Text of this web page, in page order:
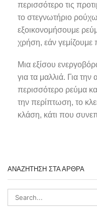
περισσότερο τις
το στεγνωτήριο
εξοικονομήσουμε
χρήση, εάν
Μια εξίσου
για τα μαλλιά. Για την
περισσότερο ρεύμα
την περίπτωση, το
κλάση, κάτι που
ΑΝΑΖΗΤΗΣΗ ΣΤΑ ΑΡΘΡΑ